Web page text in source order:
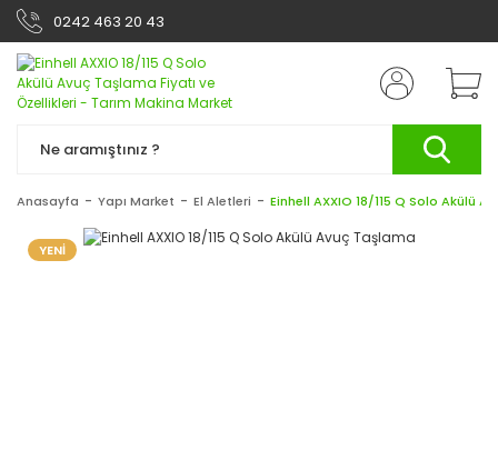
0242 463 20 43
Anasayfa Yapı Market El Aletleri Einhell AXXIO 18/115 Q Solo Akülü
YENİ